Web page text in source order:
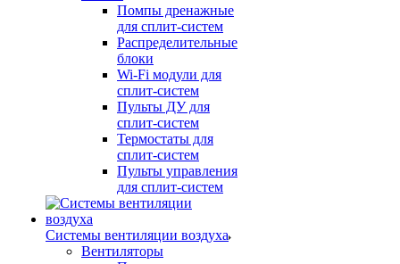
Помпы дренажные
для сплит-систем
Распределительные
блоки
Wi-Fi модули для
сплит-систем
Пульты ДУ для
сплит-систем
Термостаты для
сплит-систем
Пульты управления
для сплит-систем
Системы вентиляции воздуха
Вентиляторы